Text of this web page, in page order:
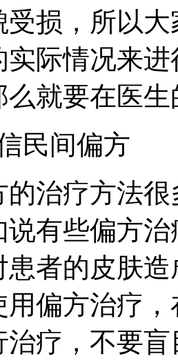
受损，所以
实际情况来
么就要在医
民间偏方
的治疗方法
说有些偏方
患者的皮肤
用偏方治疗
治疗，不要